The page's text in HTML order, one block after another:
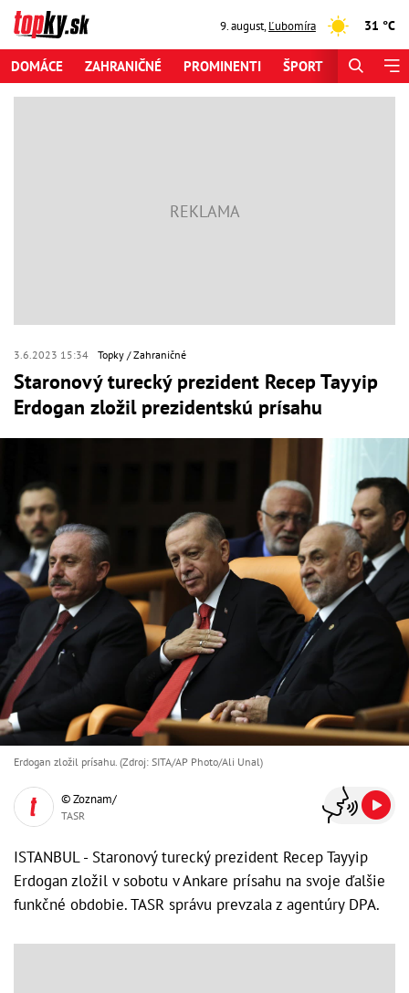
9. august,Ľubomíra 31 °C
DOMÁCE ZAHRANIČNÉ PROMINENTI ŠPORT
3.6.2023 15:34 Topky Zahraničné
Staronový turecký prezident Recep Tayyip
Erdogan zložil prezidentskú prísahu
Erdogan zložil prísahu. (Zdroj: SITA/AP Photo/Ali Unal)
© Zoznam/
TASR
ISTANBUL - Staronový turecký prezident Recep Tayyip
Erdogan zložil v sobotu v Ankare prísahu na svoje ďalšie
funkčné obdobie. TASR správu prevzala z agentúry DPA.